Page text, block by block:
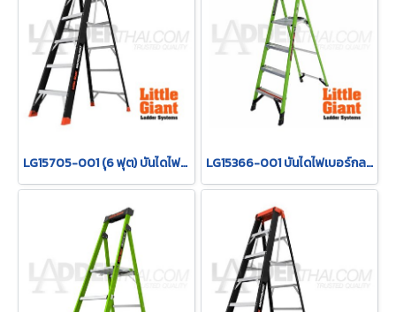
LG15705-001 (ุ6 ฟุต) บันไดไฟเบอร์กลาส MicroBurst 6 ฟุต รุ่น 15705-001 "LITTLE GIANT" LG15366-001 บันไดไฟเบอร์กลาส MIGHTYLITE 4 ขั้น 6' LITTLE GIANT